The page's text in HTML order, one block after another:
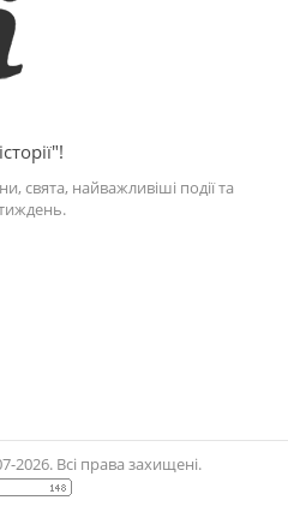
свята, найважливіші події та
2026. Всі права захищені.